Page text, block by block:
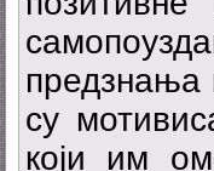
предзнања
су
који им